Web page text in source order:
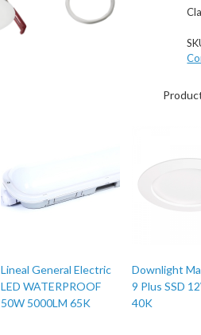
Lineal General Electric
LED WATERPROOF
50W 5000LM 65K
Downlight
9 Plus SSD
40K